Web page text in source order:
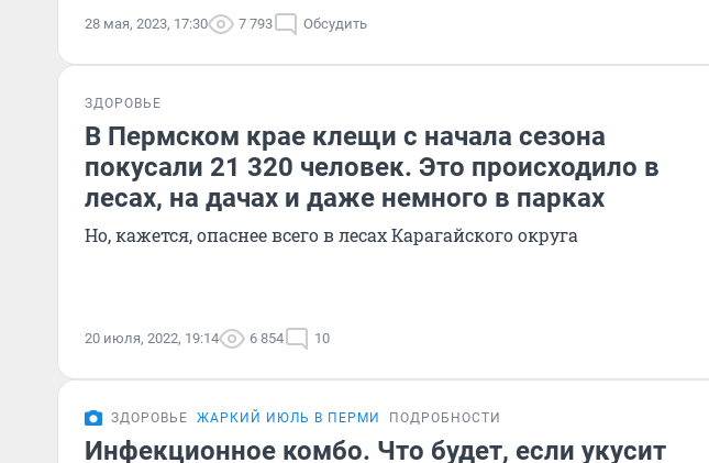
28 мая, 2023, 17:30 7 793 Обсудить
ЗДОРОВЬЕ
В Пермском крае клещи с начала сезона
покусали 21 320 человек. Это происходило в
лесах, на дачах и даже немного в парках
Но, кажется, опаснее всего в лесах Карагайского округа
20 июля, 2022, 19:14 6 854 10
ЗДОРОВЬЕ ЖАРКИЙ ИЮЛЬ В ПЕРМИ ПОДРОБНОСТИ
Инфекционное комбо. Что будет, если укусит